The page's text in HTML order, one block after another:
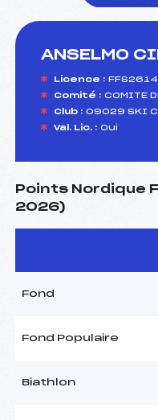
ANSELMO
Licence :
Comité : COMITE
Club : 09029 SKI
Val. Lic. : Oui
Points Nordique
2026)
Fond
Fond Populaire
Biathlon